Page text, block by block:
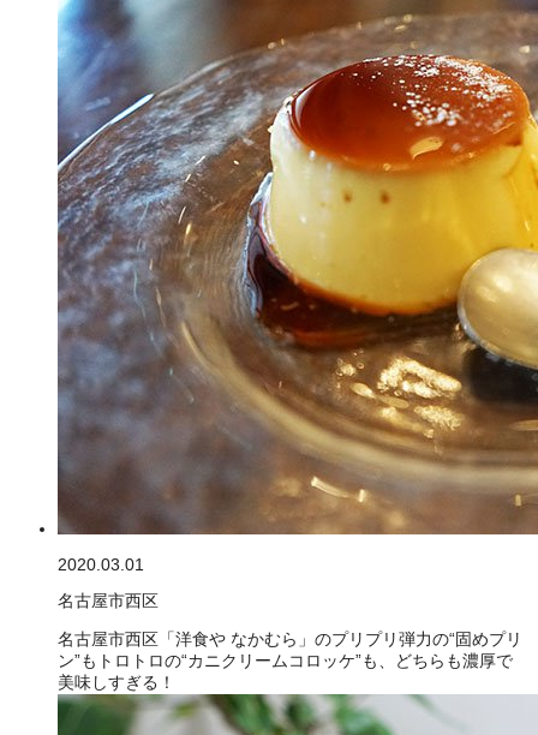
2020.03.01
名古屋市西区
名古屋市西区「洋食や なかむら」のプリプリ弾力の“固めプリ
ン”もトロトロの“カニクリームコロッケ”も、どちらも濃厚で
美味しすぎる！